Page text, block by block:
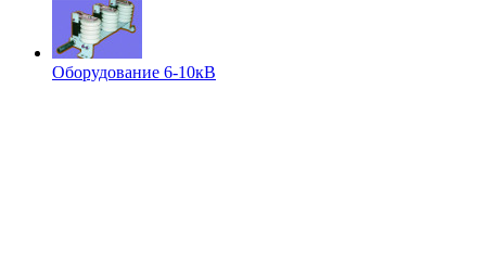
Оборудование 6-10кВ